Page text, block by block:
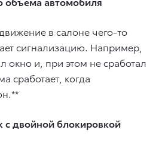
в салоне чего-то
сигнализацию. Например,
окно и, при этом не сработал
сработает, когда
с двойной блокировкой